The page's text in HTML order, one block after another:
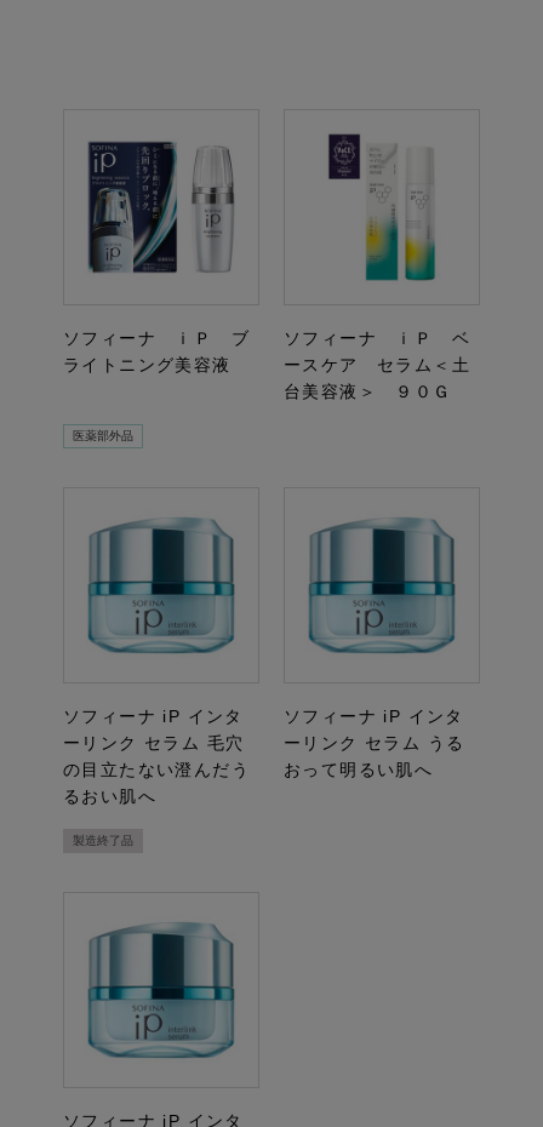
ソフィーナ ｉＰ ブ
ライトニング美容液
医薬部外品
ソフィーナ ｉＰ ベ
ースケア セラム＜土
台美容液＞ ９０Ｇ
ソフィーナ iP インタ
ーリンク セラム 毛穴
の目立たない澄んだう
るおい肌へ
製造終了品
ソフィーナ iP インタ
ーリンク セラム うる
おって明るい肌へ
ソフィーナ iP インタ